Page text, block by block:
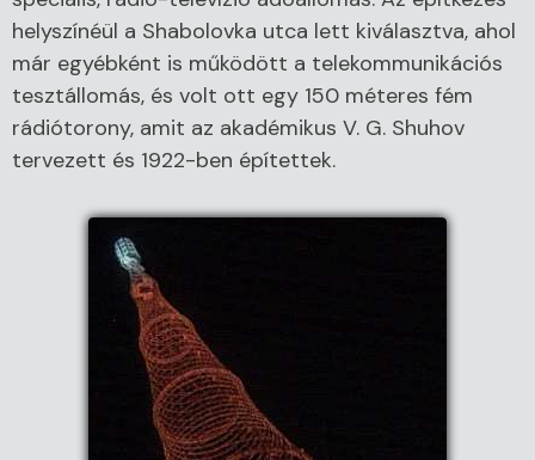
helyszínéül a Shabolovka utca lett kiválasztva, ahol
már egyébként is működött a telekommunikációs
tesztállomás, és volt ott egy 150 méteres fém
rádiótorony, amit az akadémikus V. G. Shuhov
tervezett és 1922-ben építettek.